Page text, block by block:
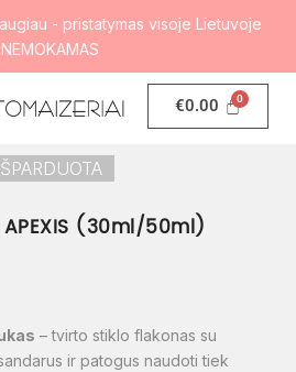
- pristatymas visoje Lietuvoje
NEMOKAMAS
€0.00
(30ml/50ml)
– tvirto stiklo flakonas su
ir patogus naudoti tiek